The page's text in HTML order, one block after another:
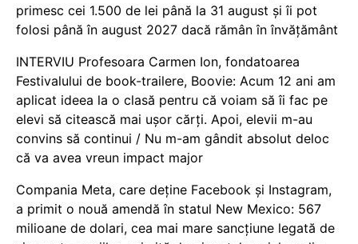
primesc cei 1.500 de lei până la 31 august și îi pot
folosi până în august 2027 dacă rămân în învățământ
INTERVIU Profesoara Carmen Ion, fondatoarea
Festivalului de book-trailere, Boovie: Acum 12 ani am
aplicat ideea la o clasă pentru că voiam să îi fac pe
elevi să citească mai ușor cărți. Apoi, elevii m-au
convins să continui / Nu m-am gândit absolut deloc
că va avea vreun impact major
Compania Meta, care deține Facebook și Instagram,
a primit o nouă amendă în statul New Mexico: 567
milioane de dolari, cea mai mare sancțiune legată de